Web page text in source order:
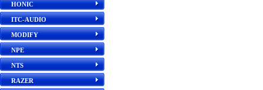
HONIC
ITC-AUDIO
MODIFY
NPE
NTS
RAZER